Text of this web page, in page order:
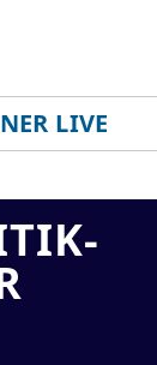
LIVE
I